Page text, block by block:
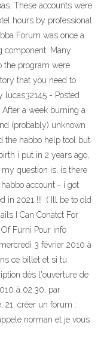
These accounts were
hours by professional
Forum was once a
component. Many
the program were
that you need to
lucas32145 - Posted
a week burning a
(probably) unknown
the habbo help tool but
i put in 2 years ago,
my question is, is there
account - i got
in 2021 !!! :( Ill be to old
I Can Conatct For
Furni Pour info
3 février 2010 à
ce billet et si tu
dès l'ouverture de
à 02:30, par
21. créer un forum :
norman et je vous